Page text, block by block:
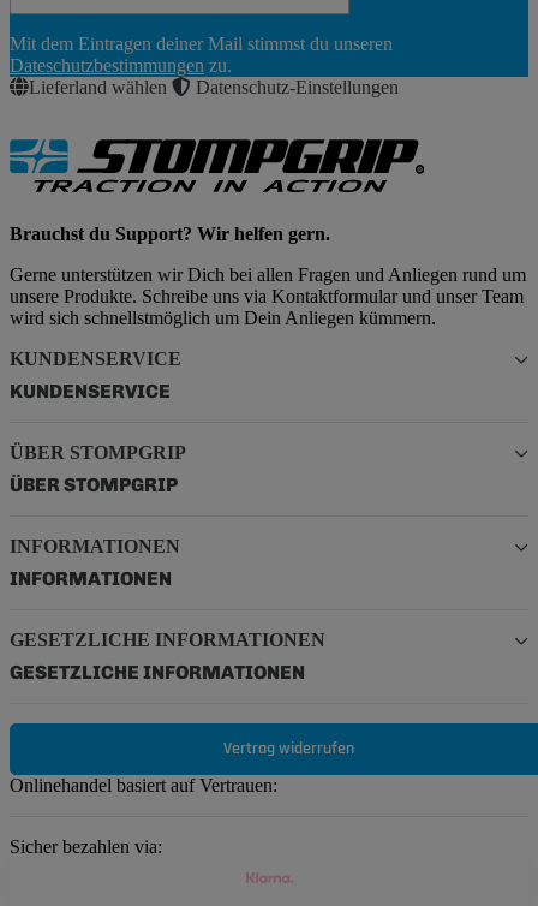
Abonnieren
Mit dem Eintragen deiner Mail stimmst du unseren
Dateschutzbestimmungen zu.
Lieferland wählen
Datenschutz-Einstellungen
Brauchst du Support? Wir helfen gern.
Gerne unterstützen wir Dich bei allen Fragen und Anliegen rund um
unsere Produkte. Schreibe uns via Kontaktformular und unser Team
wird sich schnellstmöglich um Dein Anliegen kümmern.
KUNDENSERVICE
KUNDENSERVICE
ÜBER STOMPGRIP
ÜBER STOMPGRIP
INFORMATIONEN
INFORMATIONEN
GESETZLICHE INFORMATIONEN
GESETZLICHE INFORMATIONEN
Vertrag widerrufen
Onlinehandel basiert auf Vertrauen:
Sicher bezahlen via: